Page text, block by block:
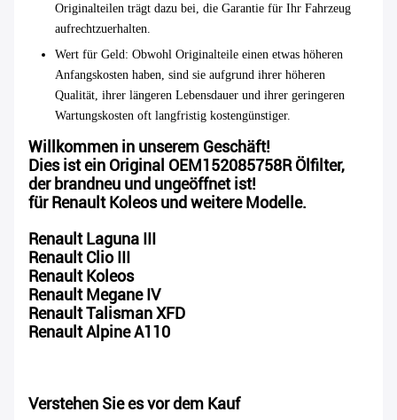
Originalteilen trägt dazu bei, die Garantie für Ihr Fahrzeug
aufrechtzuerhalten.
Wert für Geld : Obwohl Originalteile einen etwas höheren
Anfangskosten haben, sind sie aufgrund ihrer höheren
Qualität, ihrer längeren Lebensdauer und ihrer geringeren
Wartungskosten oft langfristig kostengünstiger.
Willkommen in unserem Geschäft!
Dies ist ein Original OEM152085758R Ölfilter,
der brandneu und ungeöffnet ist!
für Renault Koleos und weitere Modelle.
Renault Laguna III
Renault Clio III
Renault Koleos
Renault Megane IV
Renault Talisman XFD
Renault Alpine A110
Verstehen Sie es vor dem Kauf